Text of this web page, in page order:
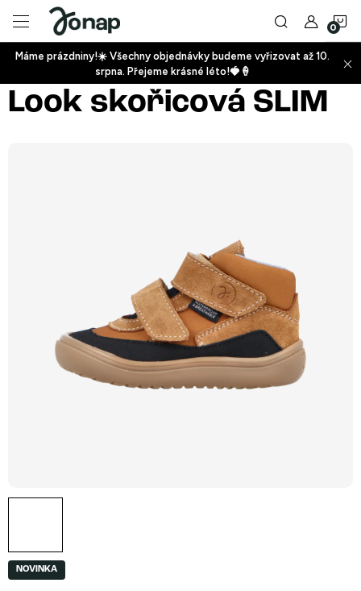
obsah
+
Máme prázdniny!☀️ Všechny objednávky budeme vyřizovat až 10.
srpna. Přejeme krásné léto!🍓🍦
Look skořicová SLIM
NOVINKA